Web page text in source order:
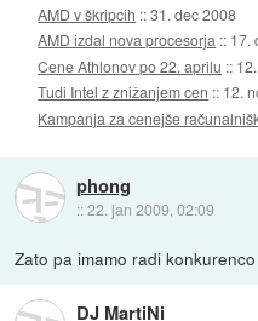
AMD v škripcih ::31. dec 2008
AMD izdal nova procesorja :: 17.
Cene Athlonov po 22. aprilu ::
Tudi Intel z znižanjem cen :: 12.
Kampanja za cenejše
phong
::22. jan 2009, 02:09
Zato pa imamo radi konkurenco
DJ MartiNi